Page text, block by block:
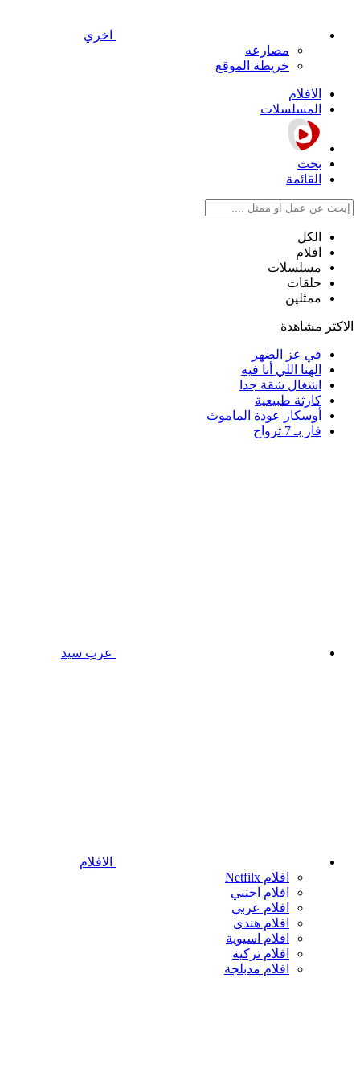
اخري
مصارعه
خريطة الموقع
الافلام
المسلسلات
بحث
القائمة
الكل
افلام
مسلسلات
حلقات
ممثلين
الاكثر مشاهدة
في عز الضهر
الهنا اللي أنا فيه
اشغال شقة جدا
كارثة طبيعية
أوسكار عودة الماموث
فار بـ 7 ترواح
عرب سيد
الافلام
افلام Netfilx
افلام اجنبي
افلام عربي
افلام هندى
افلام اسيوية
افلام تركية
افلام مدبلجة